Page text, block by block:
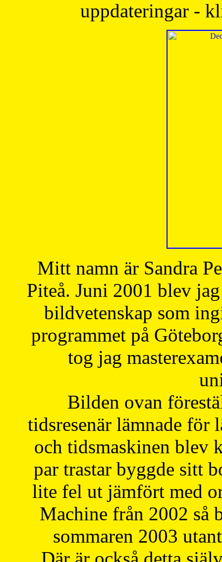
uppdateringar -
Mitt namn är Sandra
Piteå. Juni 2001 blev
bildvetenskap som
programmet på
tog jag
Bilden ovan
tidsresenär lämnade för
och tidsmaskinen blev
par trastar byggde sitt
lite fel ut jämfört med
Machine från 2002 så
sommaren 2003